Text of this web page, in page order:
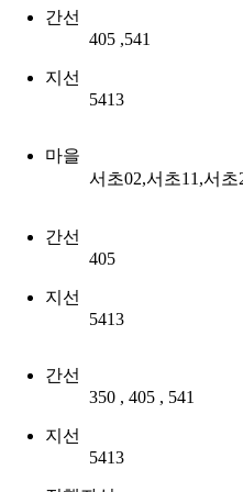
간선
405 ,541
지선
5413
마을
서초02,서초11,서초
간선
405
지선
5413
간선
350 , 405 , 541
지선
5413